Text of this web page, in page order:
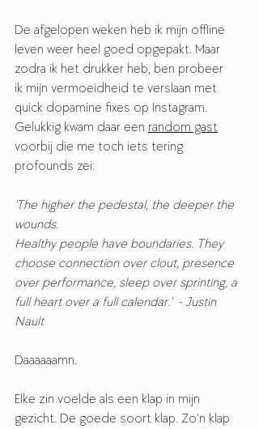
De afgelopen weken heb ik mijn offline
leven weer heel goed opgepakt. Maar
zodra ik het drukker heb, ben probeer
ik mijn vermoeidheid te verslaan met
quick dopamine fixes op Instagram.
Gelukkig kwam daar een random gast
voorbij die me toch iets tering
profounds zei:
'The higher the pedestal, the deeper the
wounds.
Healthy people have boundaries. They
choose connection over clout, presence
over performance, sleep over sprinting, a
full heart over a full calendar.'  - Justin
Nault
Daaaaaamn.
Elke zin voelde als een klap in mijn
gezicht. De goede soort klap. Zo'n klap